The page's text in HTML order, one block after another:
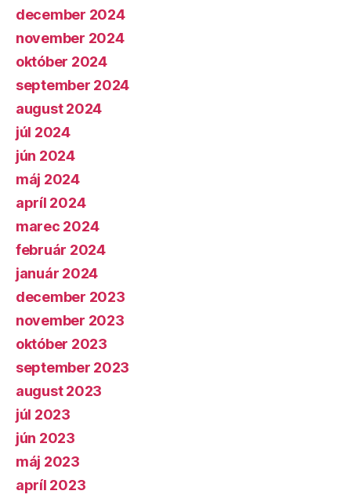
december 2024
november 2024
október 2024
september 2024
august 2024
júl 2024
jún 2024
máj 2024
apríl 2024
marec 2024
február 2024
január 2024
december 2023
november 2023
október 2023
september 2023
august 2023
júl 2023
jún 2023
máj 2023
apríl 2023